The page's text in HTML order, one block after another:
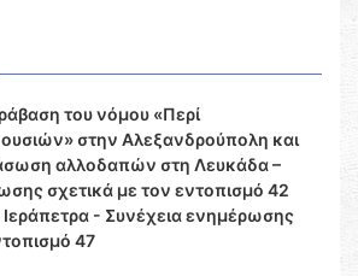
του νόμου «Περί
στην Αλεξανδρούπολη και
αλλοδαπών στη Λευκάδα –
σχετικά με τον εντοπισμό 42
- Συνέχεια ενημέρωσης
47